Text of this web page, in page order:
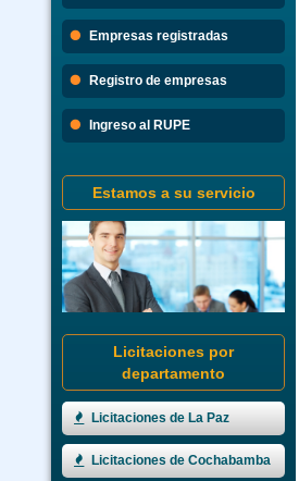
Empresas registradas
Registro de empresas
Ingreso al RUPE
Estamos a su servicio
Licitaciones por
departamento
Licitaciones de La Paz
Licitaciones de Cochabamba